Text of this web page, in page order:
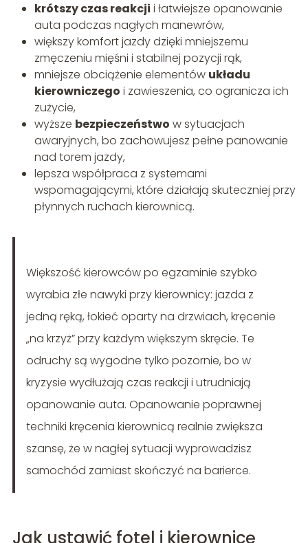
krótszy czas reakcji i łatwiejsze opanowanie
auta podczas nagłych manewrów,
większy komfort jazdy dzięki mniejszemu
zmęczeniu mięśni i stabilnej pozycji rąk,
mniejsze obciążenie elementów układu
kierowniczego i zawieszenia, co ogranicza ich
zużycie,
wyższe bezpieczeństwo w sytuacjach
awaryjnych, bo zachowujesz pełne panowanie
nad torem jazdy,
lepsza współpraca z systemami
wspomagającymi, które działają skuteczniej przy
płynnych ruchach kierownicą.
Większość kierowców po egzaminie szybko
wyrabia złe nawyki przy kierownicy: jazda z
jedną ręką, łokieć oparty na drzwiach, kręcenie
„na krzyż” przy każdym większym skręcie. Te
odruchy są wygodne tylko pozornie, bo w
kryzysie wydłużają czas reakcji i utrudniają
opanowanie auta. Opanowanie poprawnej
techniki kręcenia kierownicą realnie zwiększa
szansę, że w nagłej sytuacji wyprowadzisz
samochód zamiast skończyć na barierce.
Jak ustawić fotel i kierownicę